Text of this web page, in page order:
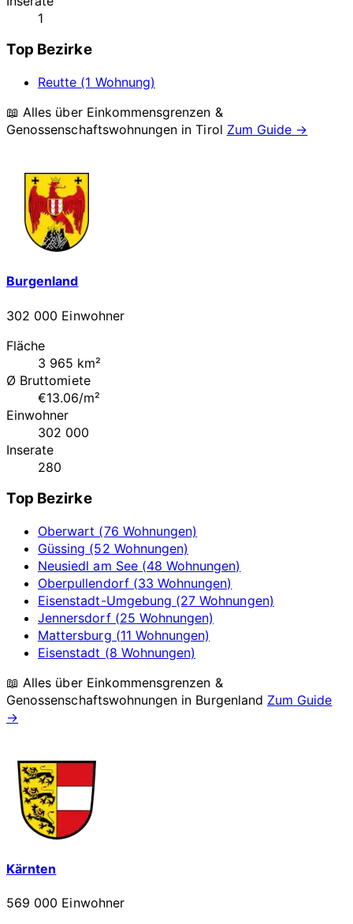
1
Top Bezirke
Reutte (1 Wohnung)
📖 Alles über Einkommensgrenzen &
Genossenschaftswohnungen inTirol Zum Guide →
Burgenland
302 000 Einwohner
Fläche
3 965 km²
Ø Bruttomiete
€13.06/m²
Einwohner
302 000
Inserate
280
Top Bezirke
Oberwart (76 Wohnungen)
Güssing (52 Wohnungen)
Neusiedl am See (48 Wohnungen)
Oberpullendorf (33 Wohnungen)
Eisenstadt-Umgebung (27 Wohnungen)
Jennersdorf (25 Wohnungen)
Mattersburg (11 Wohnungen)
Eisenstadt (8 Wohnungen)
📖 Alles über Einkommensgrenzen &
Genossenschaftswohnungen in Burgenland Zum Guide
→
Kärnten
569 000 Einwohner